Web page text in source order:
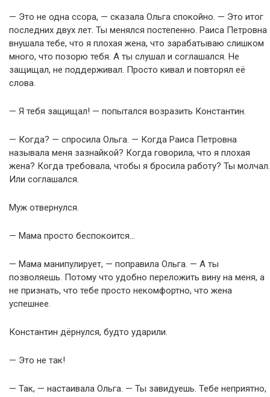
— Это не одна ссора, — сказала Ольга спокойно. — Это итог
последних двух лет. Ты менялся постепенно. Раиса Петровна
внушала тебе, что я плохая жена, что зарабатываю слишком
много, что позорю тебя. А ты слушал и соглашался. Не
защищал, не поддерживал. Просто кивал и повторял её
слова.
— Я тебя защищал! — попытался возразить Константин.
— Когда? — спросила Ольга. — Когда Раиса Петровна
называла меня зазнайкой? Когда говорила, что я плохая
жена? Когда требовала, чтобы я бросила работу? Ты молчал.
Или соглашался.
Муж отвернулся.
— Мама просто беспокоится…
— Мама манипулирует, — поправила Ольга. — А ты
позволяешь. Потому что удобно переложить вину на меня, а
не признать, что тебе просто некомфортно, что жена
успешнее.
Константин дёрнулся, будто ударили.
— Это не так!
— Так, — настаивала Ольга. — Ты завидуешь. Тебе неприятно,